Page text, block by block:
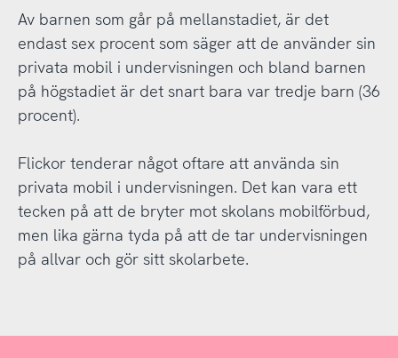
Av barnen som går på mellanstadiet, är det
endast sex procent som säger att de använder sin
privata mobil i undervisningen och bland barnen
på högstadiet är det snart bara var tredje barn (36
procent).
Flickor tenderar något oftare att använda sin
privata mobil i undervisningen. Det kan vara ett
tecken på att de bryter mot skolans mobilförbud,
men lika gärna tyda på att de tar undervisningen
på allvar och gör sitt skolarbete.